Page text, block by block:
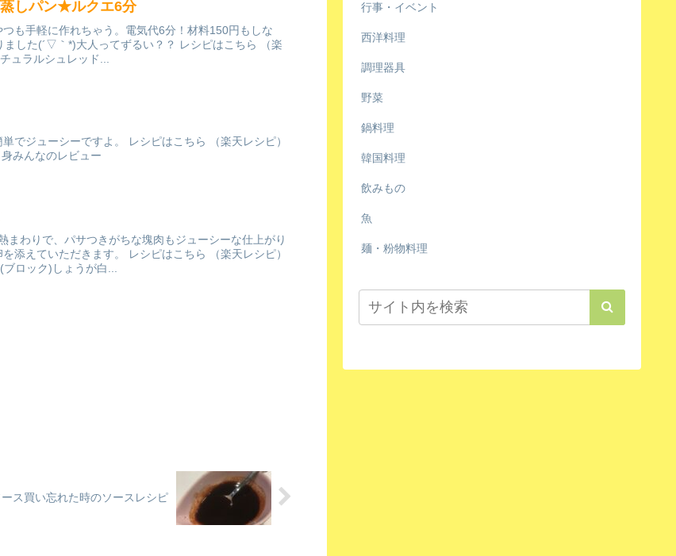
しパン★ルクエ6分
も手軽に作れちゃう。電気代6分！材料150円もしな
した(´▽｀*)大人ってずるい？？ レシピはこちら （楽
ュラルシュレッド...
でジューシーですよ。 レシピはこちら （楽天レシピ）
みんなのレビュー
まわりで、パサつきがちな塊肉もジューシーな仕上がり
添えていただきます。 レシピはこちら （楽天レシピ）
ロック)しょうが白...
ス買い忘れた時のソースレシピ
行事・イベント
西洋料理
調理器具
野菜
鍋料理
韓国料理
飲みもの
魚
麺・粉物料理